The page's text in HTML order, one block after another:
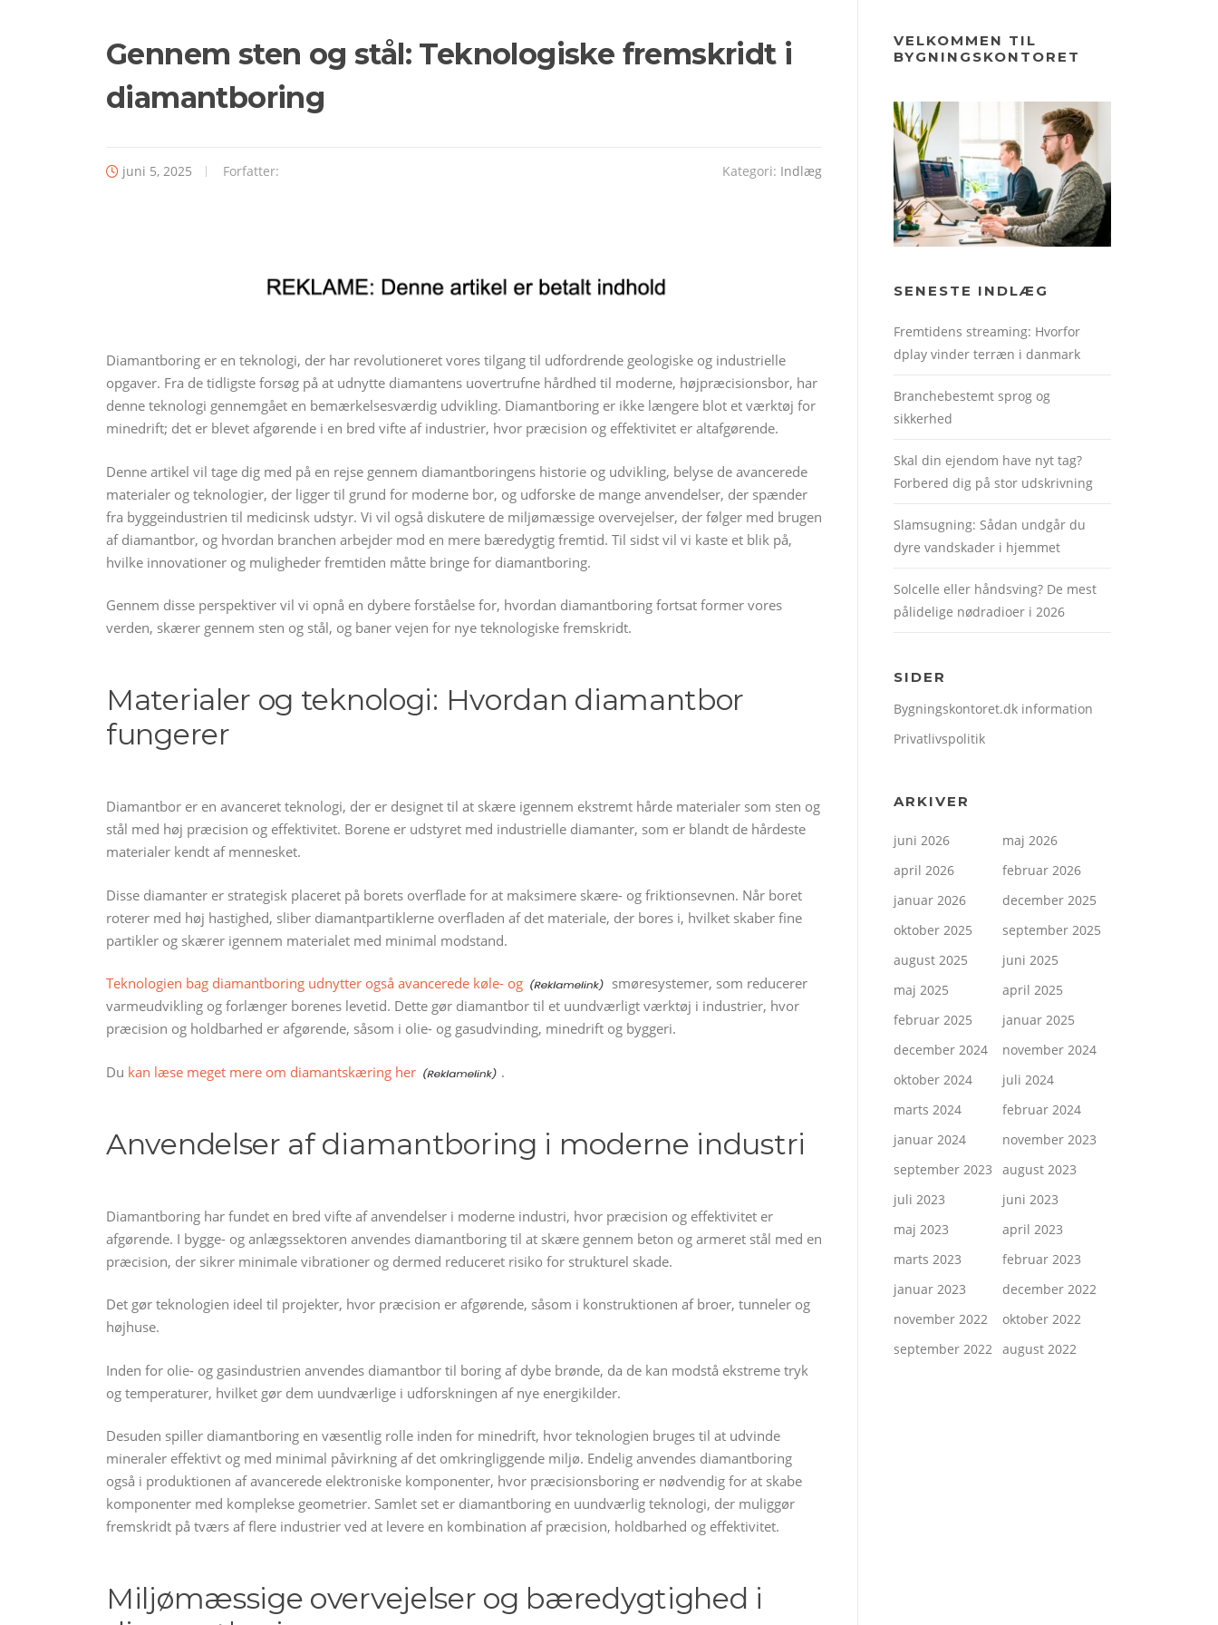
Gennem sten og stål: Teknologiske fremskridt i
diamantboring
juni 5, 2025 Forfatter: Kategori: Indlæg
Diamantboring er en teknologi, der har revolutioneret vores tilgang til udfordrende geologiske og industrielle
opgaver. Fra de tidligste forsøg på at udnytte diamantens uovertrufne hårdhed til moderne, højpræcisionsbor, har
denne teknologi gennemgået en bemærkelsesværdig udvikling. Diamantboring er ikke længere blot et værktøj for
minedrift; det er blevet afgørende i en bred vifte af industrier, hvor præcision og effektivitet er altafgørende.
Denne artikel vil tage dig med på en rejse gennem diamantboringens historie og udvikling, belyse de avancerede
materialer og teknologier, der ligger til grund for moderne bor, og udforske de mange anvendelser, der spænder
fra byggeindustrien til medicinsk udstyr. Vi vil også diskutere de miljømæssige overvejelser, der følger med brugen
af diamantbor, og hvordan branchen arbejder mod en mere bæredygtig fremtid. Til sidst vil vi kaste et blik på,
hvilke innovationer og muligheder fremtiden måtte bringe for diamantboring.
Gennem disse perspektiver vil vi opnå en dybere forståelse for, hvordan diamantboring fortsat former vores
verden, skærer gennem sten og stål, og baner vejen for nye teknologiske fremskridt.
Materialer og teknologi: Hvordan diamantbor
fungerer
Diamantbor er en avanceret teknologi, der er designet til at skære igennem ekstremt hårde materialer som sten og
stål med høj præcision og effektivitet. Borene er udstyret med industrielle diamanter, som er blandt de hårdeste
materialer kendt af mennesket.
Disse diamanter er strategisk placeret på borets overflade for at maksimere skære- og friktionsevnen. Når boret
roterer med høj hastighed, sliber diamantpartiklerne overfladen af det materiale, der bores i, hvilket skaber fine
partikler og skærer igennem materialet med minimal modstand.
Teknologien bag diamantboring udnytter også avancerede køle- og
smøresystemer, som reducerer
varmeudvikling og forlænger borenes levetid. Dette gør diamantbor til et uundværligt værktøj i industrier, hvor
præcision og holdbarhed er afgørende, såsom i olie- og gasudvinding, minedrift og byggeri.
Du kan læse meget mere om diamantskæring her .
Anvendelser af diamantboring i moderne industri
Diamantboring har fundet en bred vifte af anvendelser i moderne industri, hvor præcision og effektivitet er
afgørende. I bygge- og anlægssektoren anvendes diamantboring til at skære gennem beton og armeret stål med en
præcision, der sikrer minimale vibrationer og dermed reduceret risiko for strukturel skade.
Det gør teknologien ideel til projekter, hvor præcision er afgørende, såsom i konstruktionen af broer, tunneler og
højhuse.
Inden for olie- og gasindustrien anvendes diamantbor til boring af dybe brønde, da de kan modstå ekstreme tryk
og temperaturer, hvilket gør dem uundværlige i udforskningen af nye energikilder.
Desuden spiller diamantboring en væsentlig rolle inden for minedrift, hvor teknologien bruges til at udvinde
mineraler effektivt og med minimal påvirkning af det omkringliggende miljø. Endelig anvendes diamantboring
også i produktionen af avancerede elektroniske komponenter, hvor præcisionsboring er nødvendig for at skabe
komponenter med komplekse geometrier. Samlet set er diamantboring en uundværlig teknologi, der muliggør
fremskridt på tværs af flere industrier ved at levere en kombination af præcision, holdbarhed og effektivitet.
Miljømæssige overvejelser og bæredygtighed i
VELKOMMEN TIL
BYGNINGSKONTORET
SENESTE INDLÆG
Fremtidens streaming: Hvorfor
dplay vinder terræn i danmark
Branchebestemt sprog og
sikkerhed
Skal din ejendom have nyt tag?
Forbered dig på stor udskrivning
Slamsugning: Sådan undgår du
dyre vandskader i hjemmet
Solcelle eller håndsving? De mest
pålidelige nødradioer i 2026
SIDER
Bygningskontoret.dk information
Privatlivspolitik
ARKIVER
juni 2026
maj 2026
april 2026
februar 2026
januar 2026
december 2025
oktober 2025
september 2025
august 2025
juni 2025
maj 2025
april 2025
februar 2025
januar 2025
december 2024
november 2024
oktober 2024
juli 2024
marts 2024
februar 2024
januar 2024
november 2023
september 2023
august 2023
juli 2023
juni 2023
maj 2023
april 2023
marts 2023
februar 2023
januar 2023
december 2022
november 2022
oktober 2022
september 2022 august 2022